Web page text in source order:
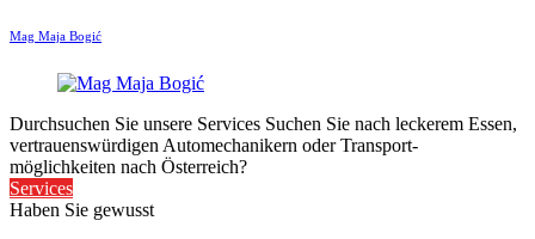
Mag Maja Bogić
Durchsuchen Sie unsere Services Suchen Sie nach leckerem Essen,
vertrauenswürdigen Automechanikern oder Transport-
möglichkeiten nach Österreich?
Services
Haben Sie gewusst